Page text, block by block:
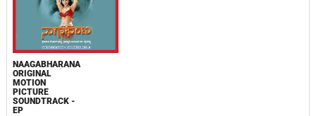
NAAGABHARANA
ORIGINAL
MOTION
PICTURE
SOUNDTRACK -
EP